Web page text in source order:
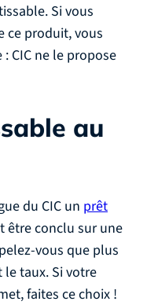
Si vous
ce produit, vous
CIC ne le propose
au
du CIC un prêt
être conclu sur une
vous que plus
taux. Si votre
faites ce choix !